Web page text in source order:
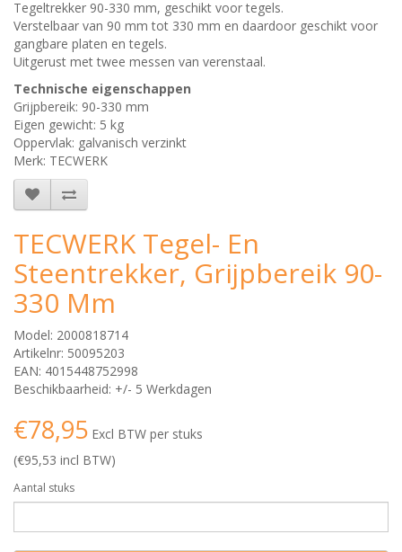
Tegeltrekker 90-330 mm, geschikt voor tegels.
Verstelbaar van 90 mm tot 330 mm en daardoor geschikt voor
gangbare platen en tegels.
Uitgerust met twee messen van verenstaal.
Technische eigenschappen
Grijpbereik: 90-330 mm
Eigen gewicht: 5 kg
Oppervlak: galvanisch verzinkt
Merk: TECWERK
TECWERK Tegel- En
Steentrekker, Grijpbereik 90-
330 Mm
Model: 2000818714
Artikelnr: 50095203
EAN: 4015448752998
Beschikbaarheid: +/- 5 Werkdagen
€78,95 Excl BTW per stuks
(€95,53 incl BTW)
Aantal stuks